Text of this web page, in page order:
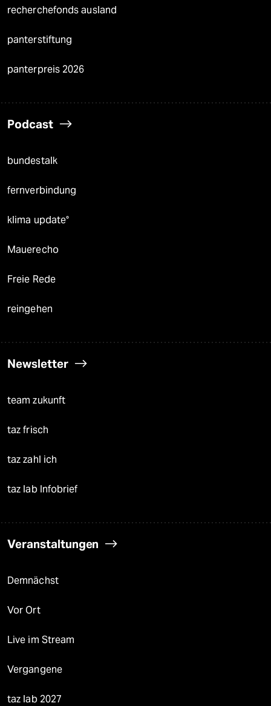
recherchefonds ausland
panterstiftung
panterpreis 2026
Podcast
bundestalk
fernverbindung
klima update°
Mauerecho
Freie Rede
reingehen
Newsletter
team zukunft
taz frisch
taz zahl ich
taz lab Infobrief
Veranstaltungen
Demnächst
Vor Ort
Live im Stream
Vergangene
taz lab 2027